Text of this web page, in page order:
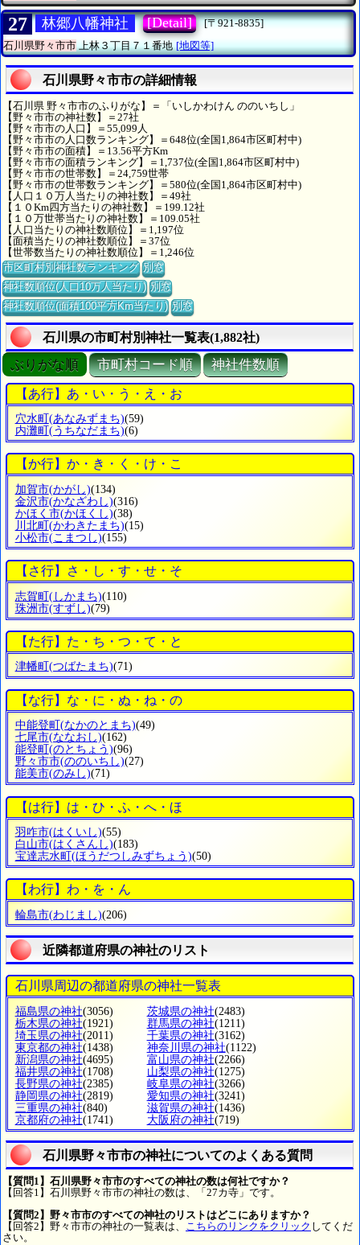
27 林郷八幡神社 [Detail]
[〒921-8835]
石川県野々市市上林３丁目７１番地 [地図等]
石川県野々市市の詳細情報
【石川県 野々市市のふりがな】＝「いしかわけん ののいちし」
【野々市市の神社数】＝27社
【野々市市の人口】＝55,099人
【野々市市の人口数ランキング】＝648位(全国1,864市区町村中)
【野々市市の面積】＝13.56平方Km
【野々市市の面積ランキング】＝1,737位(全国1,864市区町村中)
【野々市市の世帯数】＝24,759世帯
【野々市市の世帯数ランキング】＝580位(全国1,864市区町村中)
【人口１０万人当たりの神社数】＝49社
【１０Km四方当たりの神社数】＝199.12社
【１０万世帯当たりの神社数】＝109.05社
【人口当たりの神社数順位】＝1,197位
【面積当たりの神社数順位】＝37位
【世帯数当たりの神社数順位】＝1,246位
市区町村別神社数ランキング 別窓
神社数順位(人口10万人当たり) 別窓
神社数順位(面積100平方Km当たり) 別窓
石川県の市町村別神社一覧表(1,882社)
ぶりがな順 市町村コード順 神社件数順
【あ行】あ・い・う・え・お
穴水町 (あなみずまち)(59)
内灘町 (うちなだまち)(6)
【か行】か・き・く・け・こ
加賀市(かがし)(134)
金沢市(かなざわし)(316)
かほく市(かほくし)(38)
川北町 (かわきたまち)(15)
小松市(こまつし)(155)
【さ行】さ・し・す・せ・そ
志賀町(しかまち)(110)
珠洲市(すずし)(79)
【た行】た・ち・つ・て・と
津幡町 (つばたまち)(71)
【な行】な・に・ぬ・ね・の
中能登町 (なかのとまち)(49)
七尾市(ななおし)(162)
能登町 (のとちょう)(96)
野々市市(ののいちし)(27)
能美市(のみし)(71)
【は行】は・ひ・ふ・へ・ほ
羽咋市(はくいし)(55)
白山市(はくさんし)(183)
宝達志水町 (ほうだつしみずちょう)(50)
【わ行】わ・を・ん
輪島市(わじまし)(206)
近隣都道府県の神社のリスト
石川県周辺の都道府県の神社一覧表
福島県の神社(3056) 茨城県の神社(2483)
栃木県の神社(1921) 群馬県の神社(1211)
埼玉県の神社(2011) 千葉県の神社(3162)
東京都の神社(1438) 神奈川県の神社(1122)
新潟県の神社(4695) 富山県の神社(2266)
福井県の神社(1708) 山梨県の神社(1275)
長野県の神社(2385) 岐阜県の神社(3266)
静岡県の神社(2819) 愛知県の神社(3241)
三重県の神社(840) 滋賀県の神社(1436)
京都府の神社(1741) 大阪府の神社(719)
石川県野々市市の神社についてのよくある質問
【質問1】石川県野々市市のすべての神社の数は何社ですか？
【回答1】石川県野々市市の神社の数は、「27カ寺」です。
【質問2】野々市市のすべての神社のリストはどこにありますか？
【回答2】野々市市の神社の一覧表は、 こちらのリンクをクリック してくだ
さい。